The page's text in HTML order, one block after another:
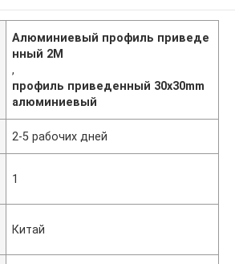
Алюминиевый профиль приведе
нный 2M
,
профиль приведенный 30x30mm
алюминиевый
2-5 рабочих дней
1
Китай